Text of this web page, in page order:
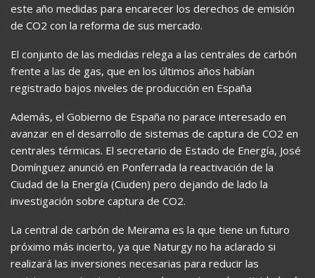
este año medidas para encarecer los derechos de emisión
de CO2 con la reforma de sus mercado.
El conjunto de las medidas relega a las centrales de carbón
frente a las de gas, que en los últimos años habían
registrado bajos niveles de producción en España
Además, el Gobierno de España no parace interesado en
avanzar en el desarrollo de sistemas de captura de CO2 en
centrales térmicas. El secretario de Estado de Energía, José
Domínguez anunció en Ponferrada la reactivación de la
Ciudad de la Energía (Ciuden) pero dejando de lado la
investigación sobre captura de CO2.
La central de carbón de Meirama es la que tiene un futuro
próximo más incierto, ya que Naturgy no ha aclarado si
realizará las inversiones necesarias para reducir las